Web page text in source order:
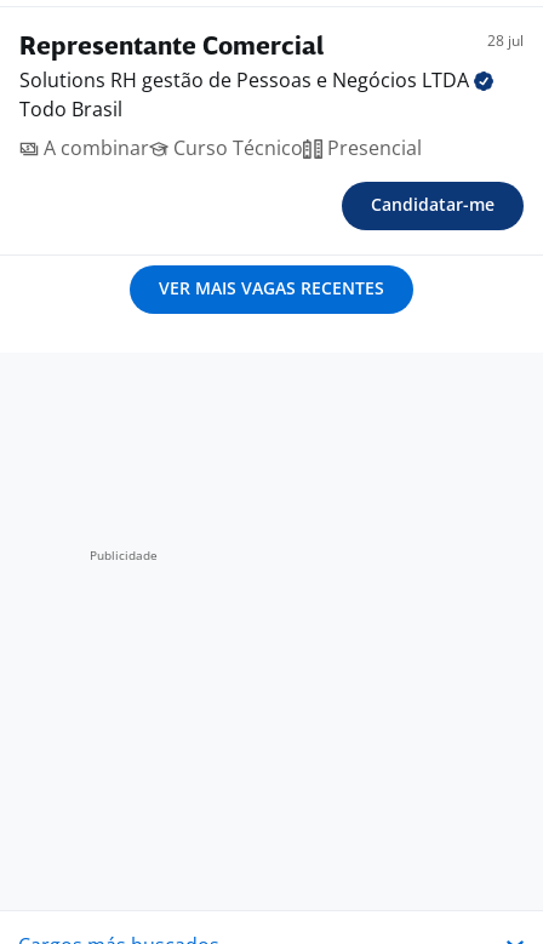
Representante Comercial 28 jul
Solutions RH gestão de Pessoas e Negócios LTDA
Todo Brasil
A combinar
Curso Técnico Presencial
Candidatar-me
VER MAIS VAGAS RECENTES